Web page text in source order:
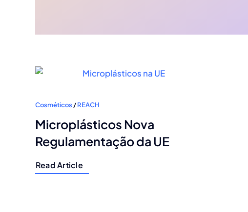
Cosméticos /REACH
Microplásticos Nova
Regulamentação da UE
Read Article